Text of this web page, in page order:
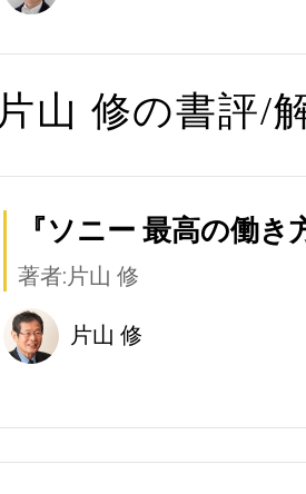
片山 修の書評/
『ソニー 最高の働
著者:片山 修
片山 修